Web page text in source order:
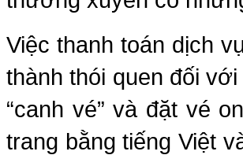
Việc thanh toán dịch
thành thói quen đối
“canh vé” và đặt vé
trang bằng tiếng Việt